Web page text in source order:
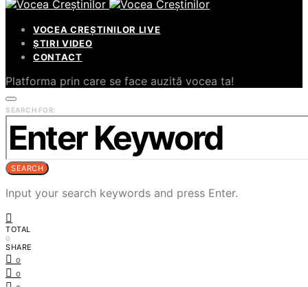
VOCEA CREȘTINILOR LIVE
ȘTIRI VIDEO
CONTACT
Platforma prin care se face auzită vocea ta!
SEARCH FOR:
SEARCH
Input your search keywords and press Enter.
TOTAL
0
SHARE
0
0